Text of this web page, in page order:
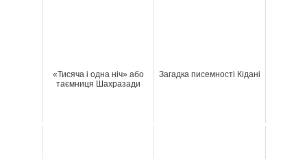
«Тисяча і одна ніч» або
таємниця Шахразади
Загадка писемності Кідані